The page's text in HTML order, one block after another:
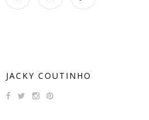
JACKY COUTINHO